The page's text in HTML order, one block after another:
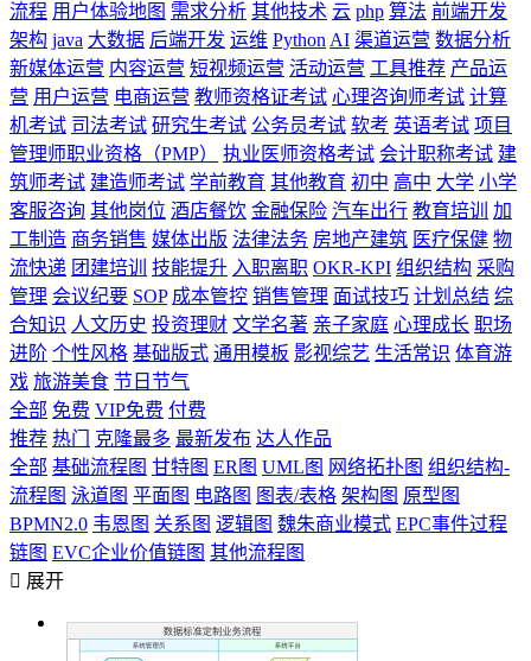
流程 用户体验地图 需求分析 其他技术 云 php 算法 前端开发
架构 java 大数据 后端开发 运维 Python AI 渠道运营 数据分析
新媒体运营 内容运营 短视频运营 活动运营 工具推荐 产品运
营 用户运营 电商运营 教师资格证考试 心理咨询师考试 计算
机考试 司法考试 研究生考试 公务员考试 软考 英语考试 项目
管理师职业资格（PMP）
执业医师资格考试 会计职称考试 建
筑师考试 建造师考试 学前教育 其他教育 初中 高中 大学 小学
客服咨询 其他岗位 酒店餐饮 金融保险 汽车出行 教育培训
加
工制造 商务销售 媒体出版 法律法务 房地产建筑 医疗保健 物
流快递 团建培训 技能提升 入职离职 OKR-KPI 组织结构 采购
管理 会议纪要 SOP 成本管控 销售管理 面试技巧 计划总结 综
合知识 人文历史 投资理财 文学名著 亲子家庭 心理成长 职场
进阶 个性风格 基础版式 通用模板 影视综艺 生活常识 体育游
戏 旅游美食 节日节气
全部 免费 VIP免费 付费
推荐 热门 克隆最多 最新发布 达人作品
全部 基础流程图 甘特图 ER图 UML图 网络拓扑图 组织结构-
流程图 泳道图 平面图 电路图 图表/表格 架构图 原型图
BPMN2.0 韦恩图 关系图 逻辑图 魏朱商业模式 EPC事件过程
链图 EVC企业价值链图 其他流程图
 展开